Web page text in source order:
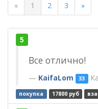
« 1 2 3 »
5
Все отлично!
KaifaLom 33
покупка 17800 руб